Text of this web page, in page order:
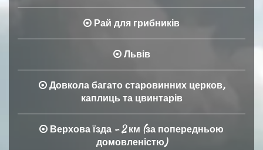
Рай для грибників
Львів
Довкола багато старовинних церков,
каплиць та цвинтарів
Верхова їзда - 2 км (за попередньою
домовленістю)